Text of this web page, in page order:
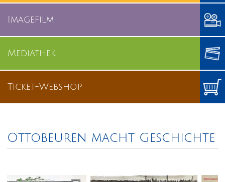
Imagefilm
Mediathek
Ticket-Webshop
Ottobeuren macht Geschichte